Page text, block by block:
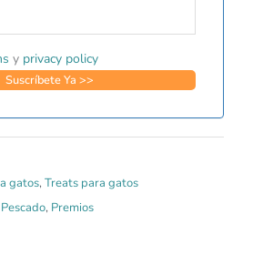
y privacy policy
gatos,Treats para gatos
Pescado, Premios